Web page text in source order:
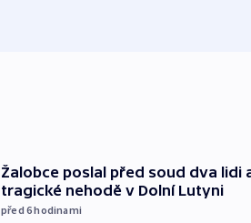
Žalobce poslal před soud dva lidi
tragické nehodě v Dolní Lutyni
před 6hodinami